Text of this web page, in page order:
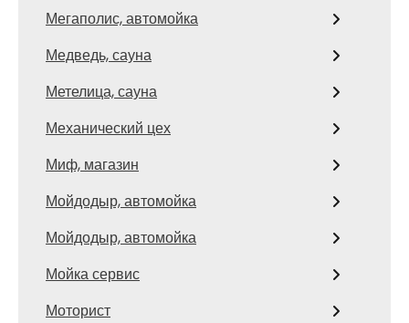
Мегаполис, автомойка
Медведь, сауна
Метелица, сауна
Механический цех
Миф, магазин
Мойдодыр, автомойка
Мойдодыр, автомойка
Мойка сервис
Моторист